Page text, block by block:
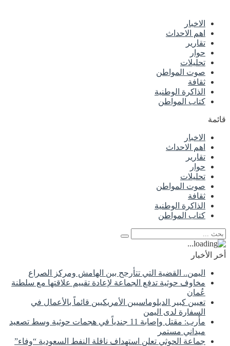
الاخبار
اهم الاحداث
تقارير
حوار
تحليلات
صوت المواطن
ثقافة
الذاكرة الوطنية
كتاب المواطن
قائمة
الاخبار
اهم الاحداث
تقارير
حوار
تحليلات
صوت المواطن
ثقافة
الذاكرة الوطنية
كتاب المواطن
أخر الأخبار
اليمن.. القضية التي تتأرجح بين الهامش ومركز الصراع
مخاوف حوثية تدفع الجماعة لإعادة تقييم علاقتها مع سلطنة
عُمان
تعيين كبير الدبلوماسيين الأمريكيين قائماً بالأعمال في
السفارة لدى اليمن
مأرب: مقتل وإصابة 11 جندياً في هجمات حوثية وسط تصعيد
ميداني مستمر
جماعة الحوثي تعلن استهداف ناقلة النفط السعودية “وفاء”